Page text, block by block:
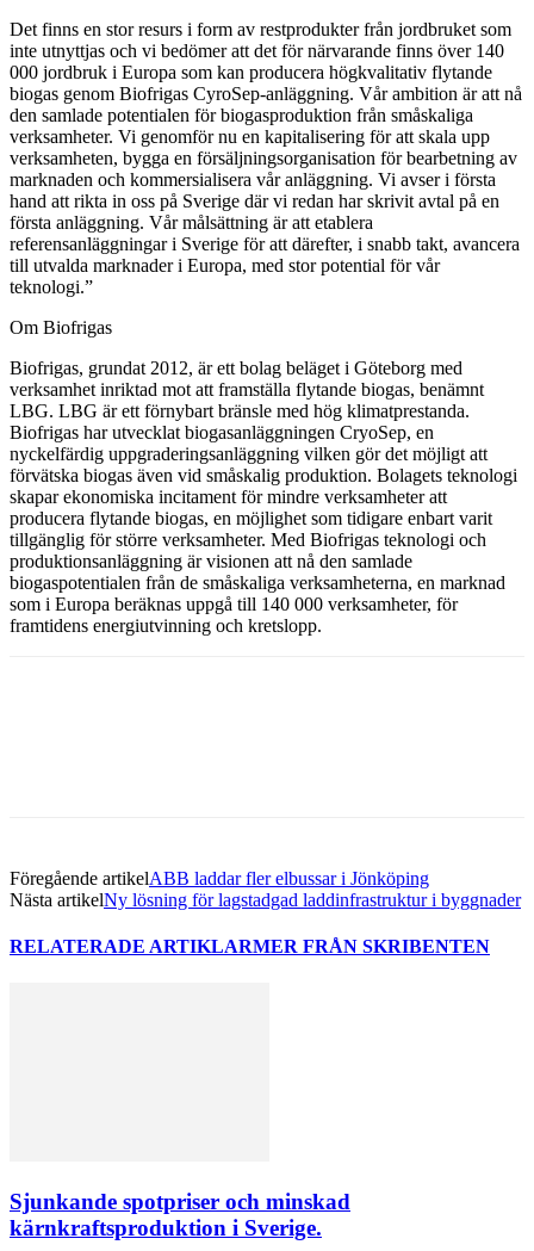
Det finns en stor resurs i form av restprodukter från jordbruket som
inte utnyttjas och vi bedömer att det för närvarande finns över 140
000 jordbruk i Europa som kan producera högkvalitativ flytande
biogas genom Biofrigas CyroSep-anläggning. Vår ambition är att nå
den samlade potentialen för biogasproduktion från småskaliga
verksamheter. Vi genomför nu en kapitalisering för att skala upp
verksamheten, bygga en försäljningsorganisation för bearbetning av
marknaden och kommersialisera vår anläggning. Vi avser i första
hand att rikta in oss på Sverige där vi redan har skrivit avtal på en
första anläggning. Vår målsättning är att etablera
referensanläggningar i Sverige för att därefter, i snabb takt, avancera
till utvalda marknader i Europa, med stor potential för vår
teknologi.”
Om Biofrigas
Biofrigas, grundat 2012, är ett bolag beläget i Göteborg med
verksamhet inriktad mot att framställa flytande biogas, benämnt
LBG. LBG är ett förnybart bränsle med hög klimatprestanda.
Biofrigas har utvecklat biogasanläggningen CryoSep, en
nyckelfärdig uppgraderingsanläggning vilken gör det möjligt att
förvätska biogas även vid småskalig produktion. Bolagets teknologi
skapar ekonomiska incitament för mindre verksamheter att
producera flytande biogas, en möjlighet som tidigare enbart varit
tillgänglig för större verksamheter. Med Biofrigas teknologi och
produktionsanläggning är visionen att nå den samlade
biogaspotentialen från de småskaliga verksamheterna, en marknad
som i Europa beräknas uppgå till 140 000 verksamheter, för
framtidens energiutvinning och kretslopp.
Föregående artikelABB laddar fler elbussar i Jönköping
Nästa artikelNy lösning för lagstadgad laddinfrastruktur i byggnader
RELATERADE ARTIKLARMER FRÅN SKRIBENTEN
Sjunkande spotpriser och minskad
kärnkraftsproduktion i Sverige.